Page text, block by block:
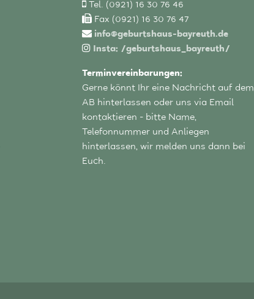
Tel. (0921) 16 30 76 46
Fax (0921) 16 30 76 47
info@geburtshaus-bayreuth.de
Insta: /geburtshaus_bayreuth/
Terminvereinbarungen:
Gerne könnt Ihr eine Nachricht auf dem
AB hinterlassen oder uns via Email
kontaktieren - bitte Name,
Telefonnummer und Anliegen
hinterlassen, wir melden uns dann bei
Euch.